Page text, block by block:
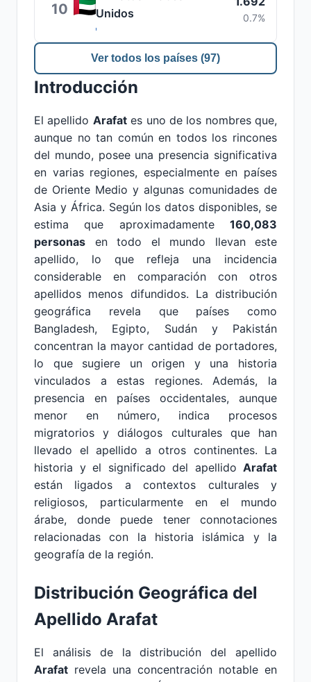
10
Unidos
0.7%
Ver todos los países (97)
Introducción
El apellido Arafates uno de los nombres que,
aunque no tan común en todos los rincones
del mundo, posee una presencia significativa
en varias regiones, especialmente en países
de Oriente Medio y algunas comunidades de
Asia y África. Según los datos disponibles, se
estima que aproximadamente 160,083
personas en todo el mundo llevan este
apellido, lo que refleja una incidencia
considerable en comparación con otros
apellidos menos difundidos. La distribución
geográfica revela que países como
Bangladesh, Egipto, Sudán y Pakistán
concentran la mayor cantidad de portadores,
lo que sugiere un origen y una historia
vinculados a estas regiones. Además, la
presencia en países occidentales, aunque
menor en número, indica procesos
migratorios y diálogos culturales que han
llevado el apellido a otros continentes. La
historia y el significado del apellido Arafat
están ligados a contextos culturales y
religiosos, particularmente en el mundo
árabe, donde puede tener connotaciones
relacionadas con la historia islámica y la
geografía de la región.
Distribución Geográfica del
Apellido Arafat
El análisis de la distribución del apellido
Arafat revela una concentración notable en